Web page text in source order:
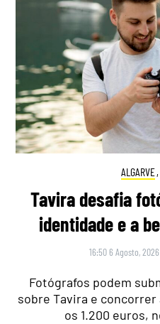
ALGARVE,
Tavira desafia
identidade e a
16:50 6 Agosto, 2026
Fotógrafos podem
sobre Tavira e
os 1.200 euros,